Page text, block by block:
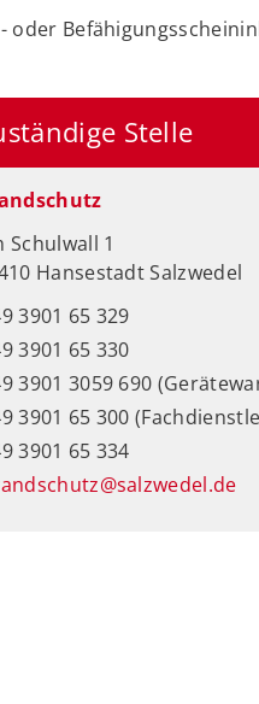
Stelle
Schulwall 1
Hansestadt Salzwedel
3901 65 329
3901 65 330
3901 3059 690
3901 65 300
3901 65 334